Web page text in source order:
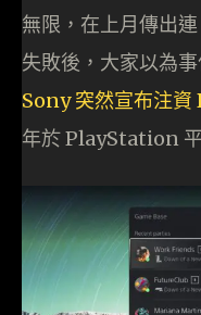
無限，在上月傳出
失敗後，大家以為
Sony 突然宣布注
年於 PlayStation